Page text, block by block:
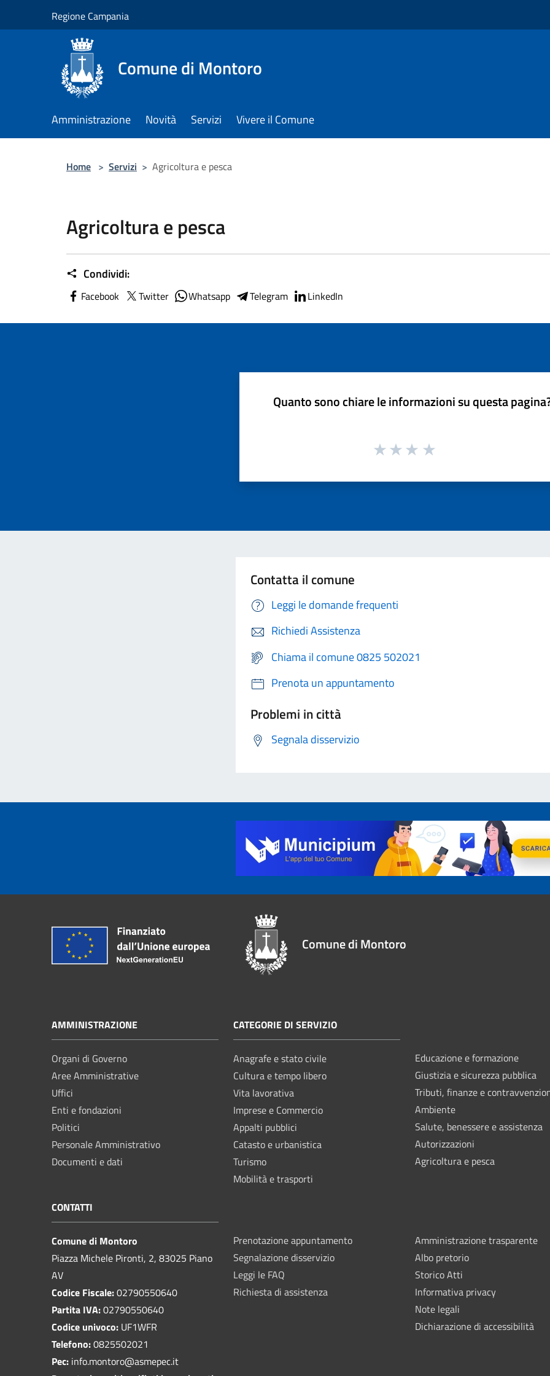
Regione Campania
Comune di Montoro
Amministrazione Novità Servizi Vivere il Comune
Home > Servizi > Agricoltura e pesca
Agricoltura e pesca
Condividi:
Facebook Twitter Whatsapp Telegram LinkedIn
Quanto sono chiare le informazioni su questa
Contatta il comune
Leggi le domande frequenti
Richiedi Assistenza
Chiama il comune 0825 502021
Prenota un appuntamento
Problemi in città
Segnala disservizio
Comune di Montoro
AMMINISTRAZIONE
Organi di Governo
Aree Amministrative
Uffici
Enti e fondazioni
Politici
Personale Amministrativo
Documenti e dati
CATEGORIE DI SERVIZIO
Anagrafe e stato civile
Cultura e tempo libero
Vita lavorativa
Imprese e Commercio
Appalti pubblici
Catasto e urbanistica
Turismo
Mobilità e trasporti
Educazione e formazione
Giustizia e sicurezza pubblica
Tributi, finanze e
Ambiente
Salute, benessere e assistenza
Autorizzazioni
Agricoltura e pesca
CONTATTI
Comune di Montoro
Piazza Michele Pironti, 2, 83025 Piano
AV
Codice Fiscale:02790550640
Partita IVA:02790550640
Codice univoco: UF1WFR
Telefono:0825502021
Pec: info.montoro@asmepec.it
Prenotazione appuntamento
Segnalazione disservizio
Leggi le FAQ
Richiesta di assistenza
Amministrazione trasparente
Albo pretorio
Storico Atti
Informativa privacy
Note legali
Dichiarazione di accessibilità